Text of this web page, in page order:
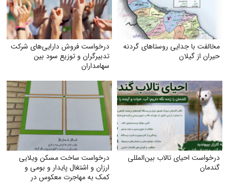
مخالفت با جدایی روستاهای گردنه
حیران از گیلان
درخواست فروش دارایی‌های شرکت
تدبیرگران و توزیع سود بین
سهامداران
درخواست احیای تالاب بین‌المللی
گندمان
درخواست ساخت مسکن ویلایی
ارزان و اشتغال پایدار و بومی و
کمک به مهاجرت معکوس در